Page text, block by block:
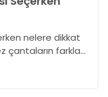
nelere dikkat
çantaların farkları,
samimi